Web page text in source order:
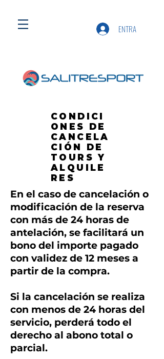
ENTRA
CONDICI
ONES DE
CANCELA
CIÓN DE
TOURS Y
ALQUILE
RES
​En el caso de cancelación o
modificación de la reserva
con más de 24 horas de
antelación, se facilitará un
bono del importe pagado
con validez de 12 meses a
partir de la compra.
Si la cancelación se realiza
con menos de 24 horas del
servicio, perderá todo el
derecho al abono total o
parcial.